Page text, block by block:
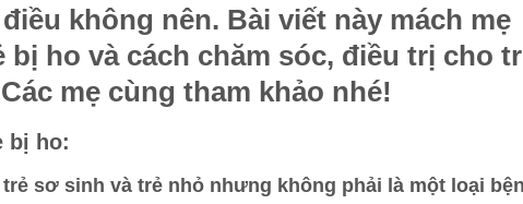
không nên. Bài viết này mách mẹ
bị ho và cách chăm sóc, điều trị cho
mẹ cùng tham khảo nhé!
bị ho:
sơ sinh và trẻ nhỏ nhưng không phải là một loại